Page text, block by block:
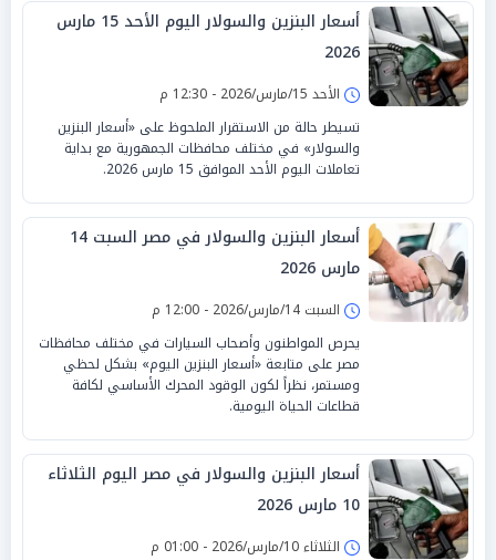
أسعار البنزين والسولار اليوم الأحد 15 مارس
2026
الأحد 15/مارس/2026 - 12:30 م
تسيطر حالة من الاستقرار الملحوظ على «أسعار البنزين
والسولار» في مختلف محافظات الجمهورية مع بداية
تعاملات اليوم الأحد الموافق 15 مارس 2026.
أسعار البنزين والسولار في مصر السبت 14
مارس 2026
السبت 14/مارس/2026 - 12:00 م
يحرص المواطنون وأصحاب السيارات في مختلف محافظات
مصر على متابعة «أسعار البنزين اليوم» بشكل لحظي
ومستمر، نظراً لكون الوقود المحرك الأساسي لكافة
قطاعات الحياة اليومية.
أسعار البنزين والسولار في مصر اليوم الثلاثاء
10 مارس 2026
الثلاثاء 10/مارس/2026 - 01:00 م